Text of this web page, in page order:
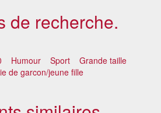
de recherche.
Humour Sport
Grande taille
de garcon/jeune fille